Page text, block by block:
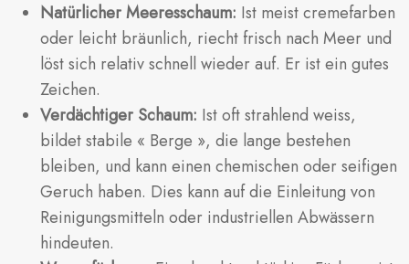
Natürlicher Meeresschaum: Ist meist cremefarben
oder leicht bräunlich, riecht frisch nach Meer und
löst sich relativ schnell wieder auf. Er ist ein gutes
Zeichen.
Verdächtiger Schaum: Ist oft strahlend weiss,
bildet stabile « Berge », die lange bestehen
bleiben, und kann einen chemischen oder seifigen
Geruch haben. Dies kann auf die Einleitung von
Reinigungsmitteln oder industriellen Abwässern
hindeuten.